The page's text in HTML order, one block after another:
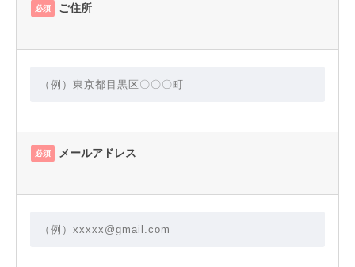
必須 ご住所
必須 メールアドレス